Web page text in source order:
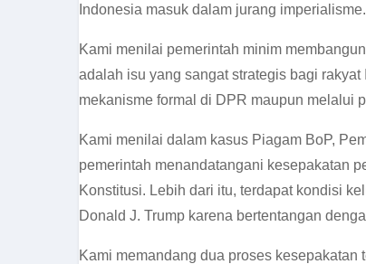
Indonesia masuk dalam jurang imperialisme.
Kami menilai pemerintah minim
adalah isu yang sangat strategis bagi
mekanisme formal di DPR maupun melalui
Kami menilai dalam kasus Piagam BoP,
pemerintah menandatangani kesepakatan
Konstitusi. Lebih dari itu, terdapat kondisi
Donald J. Trump karena bertentangan
Kami memandang dua proses